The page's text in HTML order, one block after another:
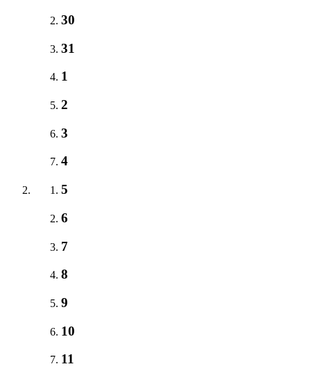
30
31
1
2
3
4
5
6
7
8
9
10
11